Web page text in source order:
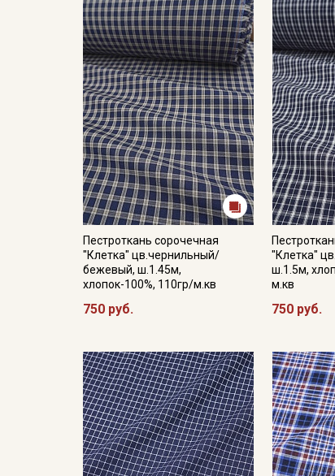
Пестроткань сорочечная
"Клетка" цв.чернильный/
бежевый, ш.1.45м,
хлопок-100%, 110гр/м.кв
750 руб.
"Клетка"
ш.1.5м,
м.кв
750 руб.